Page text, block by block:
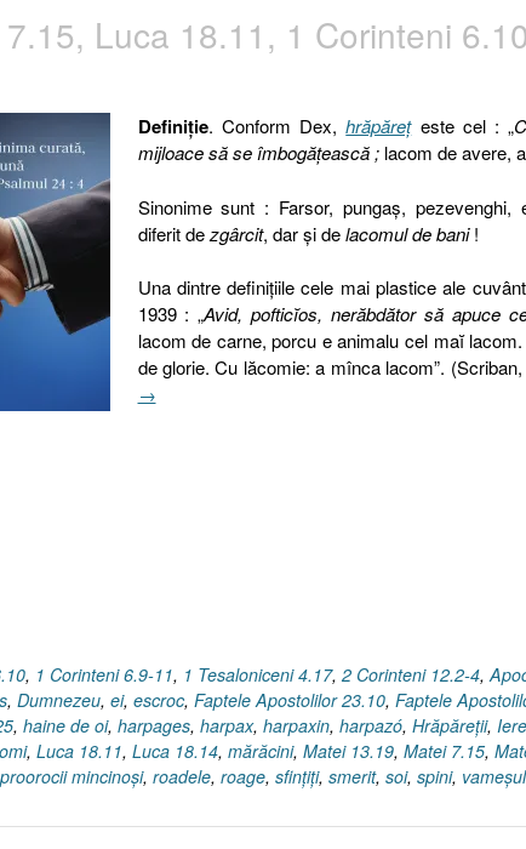
Luca 18.11, 1 Corinteni 6.10
Definiţie. Conform Dex,hrăpăreţeste cel : „
mijloace să se îmbogățească ;lacom de avere,
Sinonime sunt : Farsor, pungaş,
diferit dezgârcit, dar şi delacomul de bani!
Una dintre definiţiile cele mai plastice ale
1939 : „Avid, pofticĭos, nerăbdător să apuce
lacom de carne, porcu e animalu cel maĭ
de glorie. Cu lăcomie: a mînca lacom”. (Scriban,
→
, 1 Corinteni 6.9-11, 1 Tesaloniceni 4.17, 2 Corinteni 12.2-4,
, Dumnezeu, ei, escroc, Faptele Apostolilor 23.10, Faptele
, haine de oi, harpages, harpax, harpaxin, harpazó, Hrăpăreţii,
, Luca 18.11, Luca 18.14, mărăcini, Matei 13.19, Matei 7.15,
proorocii mincinoşi, roadele, roage, sfinţiţi, smerit, soi, spini, vameşul